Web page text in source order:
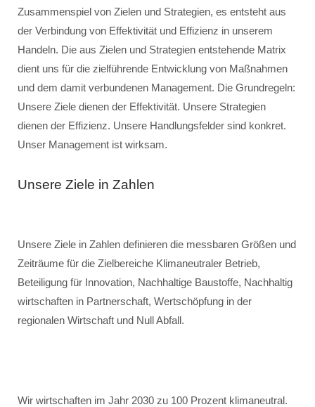
Zusammenspiel von Zielen und Strategien, es entsteht aus
der Verbindung von Effektivität und Effizienz in unserem
Handeln. Die aus Zielen und Strategien entstehende Matrix
dient uns für die zielführende Entwicklung von Maßnahmen
und dem damit verbundenen Management. Die Grundregeln:
Unsere Ziele dienen der Effektivität. Unsere Strategien
dienen der Effizienz. Unsere Handlungsfelder sind konkret.
Unser Management ist wirksam.
Unsere Ziele in Zahlen
Unsere Ziele in Zahlen definieren die messbaren Größen und
Zeiträume für die Zielbereiche Klimaneutraler Betrieb,
Beteiligung für Innovation, Nachhaltige Baustoffe, Nachhaltig
wirtschaften in Partnerschaft, Wertschöpfung in der
regionalen Wirtschaft und Null Abfall.
Wir wirtschaften im Jahr 2030 zu 100 Prozent klimaneutral.